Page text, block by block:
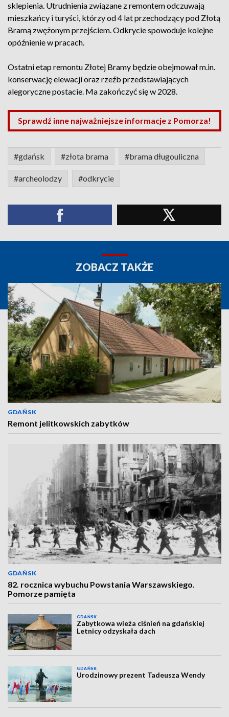
sklepienia. Utrudnienia związane z remontem odczuwają
mieszkańcy i turyści, którzy od 4 lat przechodzący pod Złotą
Bramą zwężonym przejściem. Odkrycie spowoduje kolejne
opóźnienie w pracach.
Ostatni etap remontu Złotej Bramy będzie obejmował m.in.
konserwację elewacji oraz rzeźb przedstawiających
alegoryczne postacie. Ma zakończyć się w 2028.
Sprawdź inne najważniejsze informacje z Pomorza!
#gdańsk #złota brama #brama długouliczna
#archeolodzy #odkrycie
ZOBACZ TAKŻE
GDAŃSK
Remont jelitkowskich zabytków
GDAŃSK
82. rocznica wybuchu Powstania Warszawskiego.
Pomorze pamięta
GDAŃSK
Zabytkowa wieża ciśnień na gdańskiej
Letnicy odzyskała dach
GDAŃSK
Urodzinowy prezent Tadeusza Wendy